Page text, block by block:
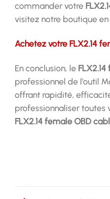
commander votre
visitez notre boutique
Achetez votre FLX2.14
En conclusion, le
professionnel de l’outil
offrant rapidité,
professionnaliser toutes
FLX2.14 female OBD